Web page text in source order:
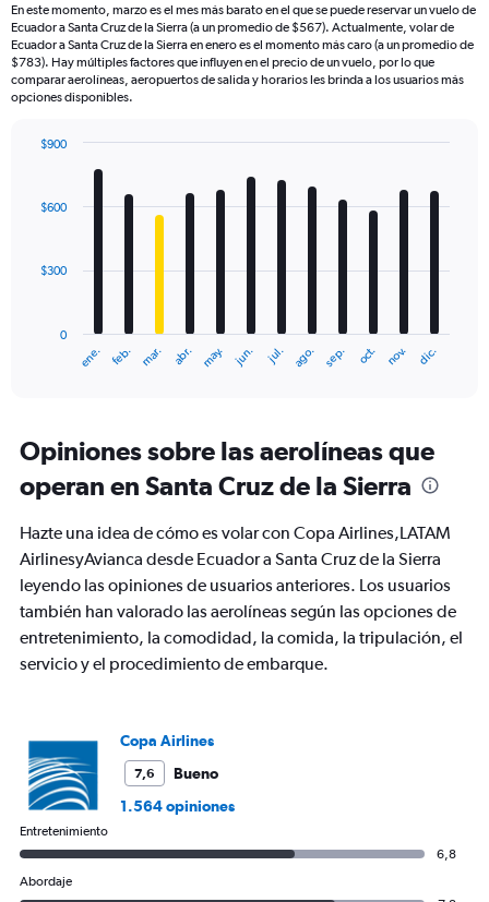
En este momento, marzo es el mes más barato en el que se puede reservar un vuelo de
Ecuador a Santa Cruz de la Sierra (a un promedio de $567). Actualmente, volar de
Ecuador a Santa Cruz de la Sierra en enero es el momento más caro (a un promedio de
$783). Hay múltiples factores que influyen en el precio de un vuelo, por lo que
comparar aerolíneas, aeropuertos de salida y horarios les brinda a los usuarios más
opciones disponibles.
with
12
The
Range:
12
categories.
The
chart
1
Y
axis
displaying
Range:
ene. feb. mar. abr. may. jun. jul. ago. sep. oct. nov. dic.
0
$300
$600
$900
Opiniones sobre las aerolíneas que
operan en Santa Cruz de la Sierra
Hazte una idea de cómo es volar con Copa Airlines,LATAM
AirlinesyAvianca desde Ecuador a Santa Cruz de la Sierra
leyendo las opiniones de usuarios anteriores. Los usuarios
también han valorado las aerolíneas según las opciones de
entretenimiento, la comodidad, la comida, la tripulación, el
servicio y el procedimiento de embarque.
Copa Airlines
7,6
Bueno
1.564 opiniones
Entretenimiento
6,8
Abordaje